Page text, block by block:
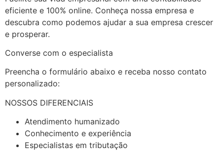
eficiente e 100% online. Conheça nossa empresa e
descubra como podemos ajudar a sua empresa crescer
e prosperar.
Converse com o especialista
Preencha o formulário abaixo e receba nosso contato
personalizado:
NOSSOS DIFERENCIAIS
Atendimento humanizado
Conhecimento e experiência
Especialistas em tributação